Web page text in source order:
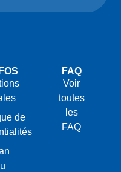
de
FAQ
Voir
toutes
les
FAQ